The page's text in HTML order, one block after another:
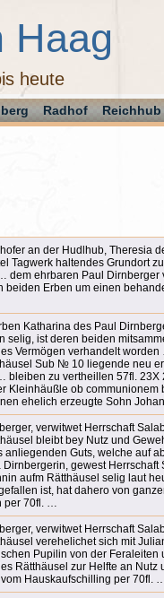
Haag
heute
Radhof Reichhub
an der Hudlhub, Theresia
Tagwerk haltendes Grundort
dem ehrbaren Paul Dirnberger
beiden Erben um einen
Katharina des Paul
selig, ist deren beiden
Vermögen verhandelt
Sub № 10 liegende neu
bleiben zu vertheillen 57fl. 23X
Kleinhäußle ob communionem
ehelich erzeugte Sohn
verwitwet Herrschaft
bleibt bey Nutz und
anliegenden Guts, welche auf
Dirnbergerin, gewest Herrschaft
aufm Rätthäusel selig laut
ist, hat dahero von
per 70fl. …
verwitwet Herrschaft
verehelichet sich mit
Pupilin von der Feraleiten
Rätthäusel zur Helfte an Nutz
Hauskaufschilling per 70fl.